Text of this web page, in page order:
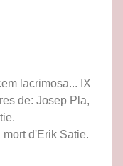
lacrimosa... IX
de: Josep Pla,
d'Erik Satie.